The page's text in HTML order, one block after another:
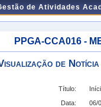
de Atividades
PPGA-CCA016 -
de Notícia
Título:
Data:
06/